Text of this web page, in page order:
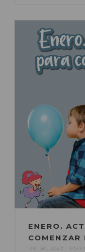
ENERO.
COMENZAR
DIC 30, 2022 POR